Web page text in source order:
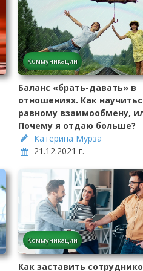
Коммуникации
Баланс «брать-давать» в
отношениях. Как
равному взаимообмену,
Почему я отдаю больше?
Катерина Мурза
21.12.2021 г.
Коммуникации
Как заставить